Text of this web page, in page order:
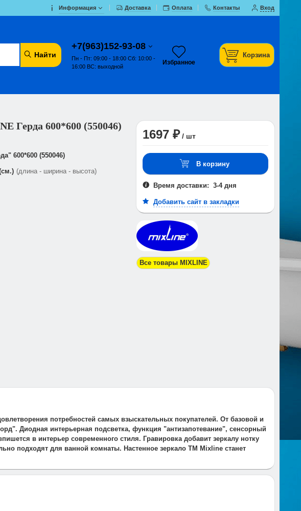
Информация Доставка Оплата Контакты Вход
Найти
+7(963)152-93-08
Пн - Пт: 09:00 - 18:00 Сб: 10:00 -
16:00 ВС: выходной
Избранное
Корзина
Герда 600*600 (550046)
600*600 (550046)
(длина - ширина - высота)
1697 ₽/ шт
В корзину
Время доставки: 3-4 дня
Добавить сайт в закладки
Все товары MIXLINE
потребностей самых взыскательных покупателей. От базовой и
Диодная интерьерная подсветка, функция "антизапотевание", сенсорный
в интерьер современного стиля. Гравировка добавит зеркалу нотку
подходят для ванной комнаты. Настенное зеркало ТМ Mixline станет